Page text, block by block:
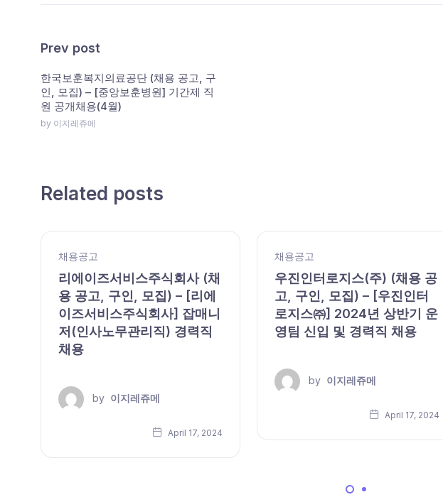
Prev post
한국보훈복지의료공단 (채용 공고, 구
인, 모집) – [중앙보훈병원] 기간제 직
원 공개채용(4월)
by 이지레쥬메
Related posts
채용공고
리에이즈서비스주식회사 (채
용 공고, 구인, 모집) – [리에
이즈서비스주식회사] 잡매니
저(인사노무관리직) 경력직
채용
by 이지레쥬메
April 17, 2024
채용공고
우진인터로지스(주) (채용 공
고, 구인, 모집) – [우진인터
로지스㈜] 2024년 상반기 운
영팀 신입 및 경력직 채용
by 이지레쥬메
April 17, 2024